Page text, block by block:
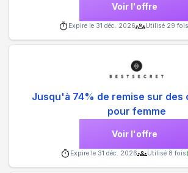
Voir l'offre
Expire le 31 déc. 2026 Utilisé 29 fois
Jusqu'à 74% de remise sur des
pour femme
Voir l'offre
Expire le 31 déc. 2026 Utilisé 8 fois